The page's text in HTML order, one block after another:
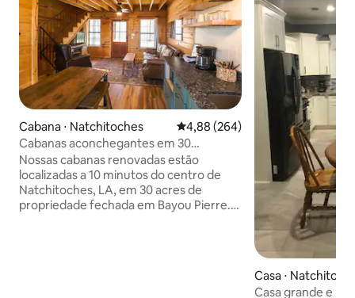
Cabana ⋅ Natchitoches 4,88 de uma avaliação média de
4,88 (264)
Cabanas aconchegantes em 30
acres...perfeitas para famílias.
Nossas cabanas renovadas estão
localizadas a 10 minutos do centro de
Natchitoches, LA, em 30 acres de
propriedade fechada em Bayou Pierre.
Casa ⋅
Casa grande e